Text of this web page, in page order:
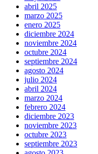
abril 2025
marzo 2025
enero 2025
diciembre 2024
noviembre 2024
octubre 2024
septiembre 2024
agosto 2024
julio 2024
abril 2024
marzo 2024
febrero 2024
diciembre 2023
noviembre 2023
octubre 2023
septiembre 2023